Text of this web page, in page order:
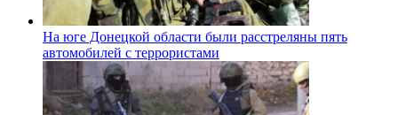
На юге Донецкой области были расстреляны пять
автомобилей с террористами